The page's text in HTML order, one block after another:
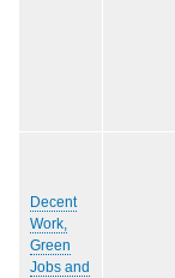
Decent
Work,
Green
Jobs and